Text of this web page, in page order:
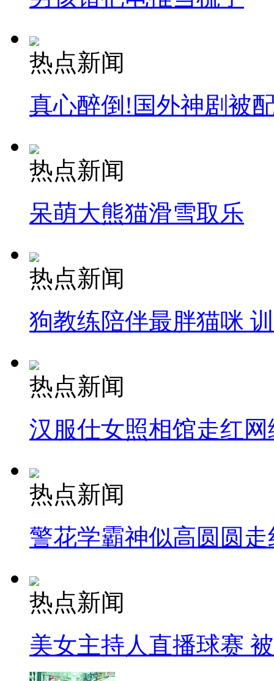
热点新闻
真心醉倒!国外神剧被
热点新闻
呆萌大熊猫滑雪取乐
热点新闻
狗教练陪伴最胖猫咪
热点新闻
汉服仕女照相馆走红网
热点新闻
警花学霸神似高圆圆走
热点新闻
美女主持人直播球赛